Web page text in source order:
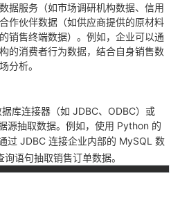
据服务（如市场调研机构数据、信用
作伙伴数据（如供应商提供的原材料
销售终端数据）。例如，企业可以通
的消费者行为数据，结合自身销售数
分析。
据库连接器（如 JDBC、ODBC）或
源抽取数据。例如，使用 Python 的
过 JDBC 连接企业内部的 MySQL 数
语句抽取销售订单数据。